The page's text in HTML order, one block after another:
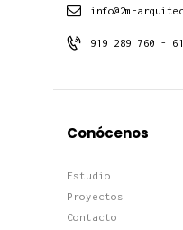
info@2m-
919 289 760 -
Conócenos
Estudio
Proyectos
Contacto